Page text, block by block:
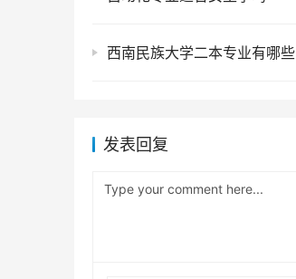
西南民族大学二本专业有哪些
发表回复